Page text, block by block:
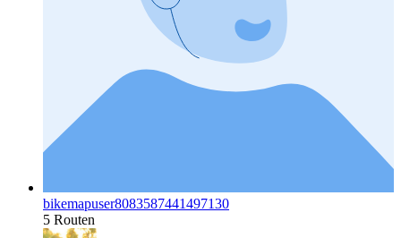
bikemapuser8083587441497130
5 Routen